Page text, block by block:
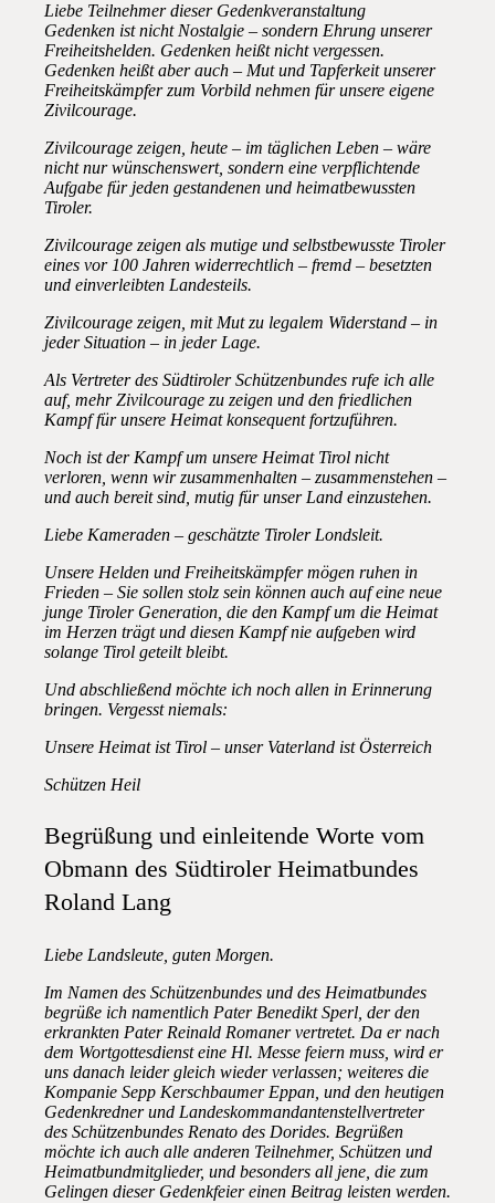
Liebe Teilnehmer dieser Gedenkveranstaltung
Gedenken ist nicht Nostalgie – sondern Ehrung unserer
Freiheitshelden. Gedenken heißt nicht vergessen.
Gedenken heißt aber auch – Mut und Tapferkeit unserer
Freiheitskämpfer zum Vorbild nehmen für unsere eigene
Zivilcourage.
Zivilcourage zeigen, heute – im täglichen Leben – wäre
nicht nur wünschenswert, sondern eine verpflichtende
Aufgabe für jeden gestandenen und heimatbewussten
Tiroler.
Zivilcourage zeigen als mutige und selbstbewusste Tiroler
eines vor 100 Jahren widerrechtlich – fremd – besetzten
und einverleibten Landesteils.
Zivilcourage zeigen, mit Mut zu legalem Widerstand – in
jeder Situation – in jeder Lage.
Als Vertreter des Südtiroler Schützenbundes rufe ich alle
auf, mehr Zivilcourage zu zeigen und den friedlichen
Kampf für unsere Heimat konsequent fortzuführen.
Noch ist der Kampf um unsere Heimat Tirol nicht
verloren, wenn wir zusammenhalten – zusammenstehen –
und auch bereit sind, mutig für unser Land einzustehen.
Liebe Kameraden – geschätzte Tiroler Londsleit.
Unsere Helden und Freiheitskämpfer mögen ruhen in
Frieden – Sie sollen stolz sein können auch auf eine neue
junge Tiroler Generation, die den Kampf um die Heimat
im Herzen trägt und diesen Kampf nie aufgeben wird
solange Tirol geteilt bleibt.
Und abschließend möchte ich noch allen in Erinnerung
bringen. Vergesst niemals:
Unsere Heimat ist Tirol – unser Vaterland ist Österreich
Schützen Heil
Begrüßung und einleitende Worte vom
Obmann des Südtiroler Heimatbundes
Roland Lang
Liebe Landsleute, guten Morgen.
Im Namen des Schützenbundes und des Heimatbundes
begrüße ich namentlich Pater Benedikt Sperl, der den
erkrankten Pater Reinald Romaner vertretet. Da er nach
dem Wortgottesdienst eine Hl. Messe feiern muss, wird er
uns danach leider gleich wieder verlassen; weiteres die
Kompanie Sepp Kerschbaumer Eppan, und den heutigen
Gedenkredner und Landeskommandantenstellvertreter
des Schützenbundes Renato des Dorides. Begrüßen
möchte ich auch alle anderen Teilnehmer, Schützen und
Heimatbundmitglieder, und besonders all jene, die zum
Gelingen dieser Gedenkfeier einen Beitrag leisten werden.